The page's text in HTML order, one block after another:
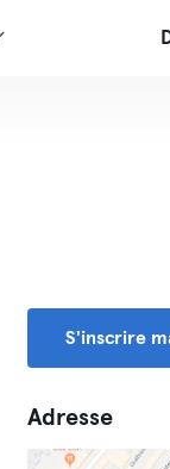
S'inscrire
Adresse